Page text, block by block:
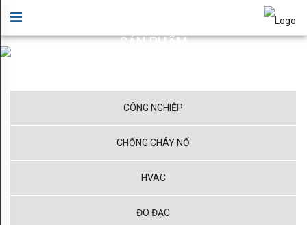
× THIỆU
chào
dẫn
SẢN PHẨM
CÔNG NGHIỆP
CHỐNG CHÁY NỔ
HVAC
ĐO ĐẠC